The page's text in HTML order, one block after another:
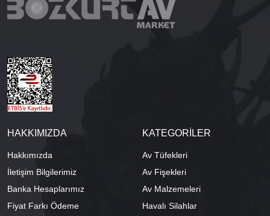
HAKKIMIZDA
Hakkımızda
İletişim Bilgilerimiz
Banka Hesaplarımız
Fiyat Farkı Ödeme
KATEGORİLER
Av Tüfekleri
Av Fişekleri
Av Malzemeleri
Havalı Silahlar